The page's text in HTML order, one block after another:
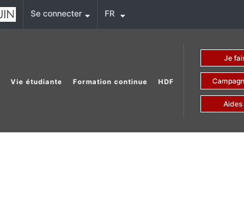
Se connecter FR
Je
Vie étudiante Formation continue HDF